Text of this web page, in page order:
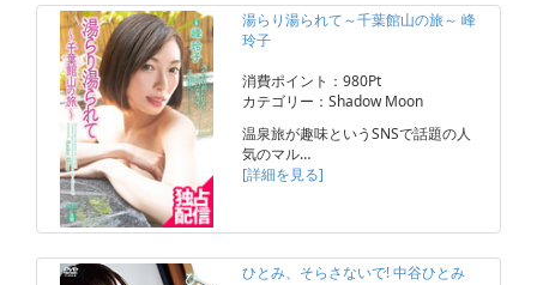
湯らり湯られて～千葉館山の旅～ 峰
玲子
消費ポイント：980Pt
カテゴリー：Shadow Moon
温泉旅が趣味というSNSで話題の人
気のマル…
[詳細を見る]
ひとみ、そらさないで! 中谷ひとみ